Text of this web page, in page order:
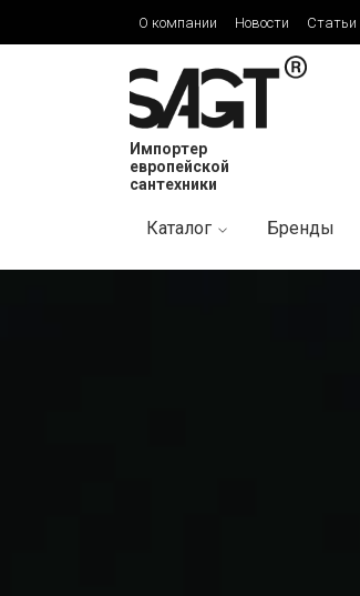
О компании Новости Статьи
Импортер
европейской
сантехники
Каталог Бренды